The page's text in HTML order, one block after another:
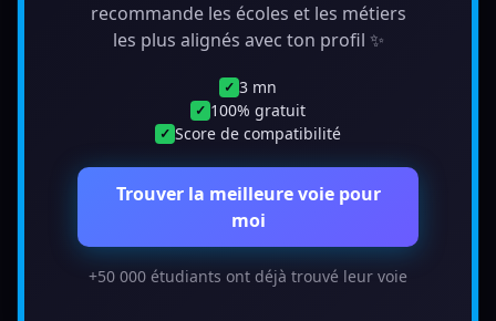
recommande les écoles et les métiers
les plus alignés avec ton profil ✨
✓ 3 mn
✓ 100% gratuit
✓ Score de compatibilité
Trouver la meilleure voie pour
moi
+50 000 étudiants ont déjà trouvé leur voie